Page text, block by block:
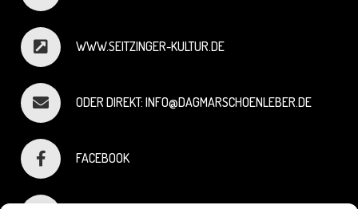
WWW.SEITZINGER-KULTUR.DE
ODER DIREKT: INFO@DAGMARSCHOENLEBER.DE
FACEBOOK